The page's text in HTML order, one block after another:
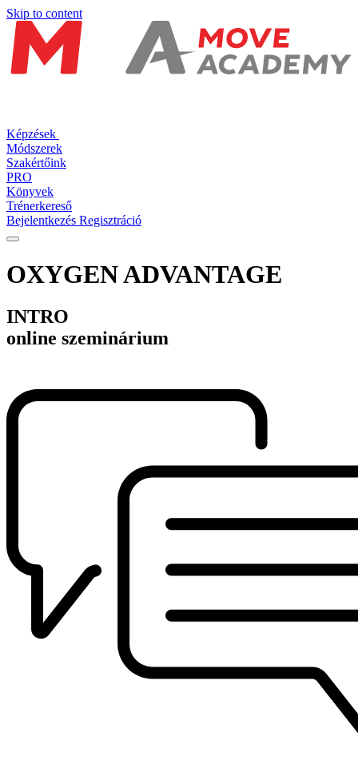
Skip to content
Képzések
Módszerek
Szakértőink
PRO
Könyvek
Trénerkereső
Bejelentkezés Regisztráció
OXYGEN ADVANTAGE
INTRO
online szeminárium